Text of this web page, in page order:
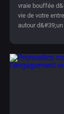
vraie bouffée
vie de votre
autour